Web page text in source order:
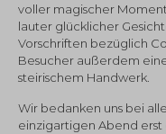
voller magischer
lauter glücklicher
Vorschriften bezüglich
Besucher außerdem
steirischem Handwerk.
Wir bedanken uns bei
einzigartigen Abend